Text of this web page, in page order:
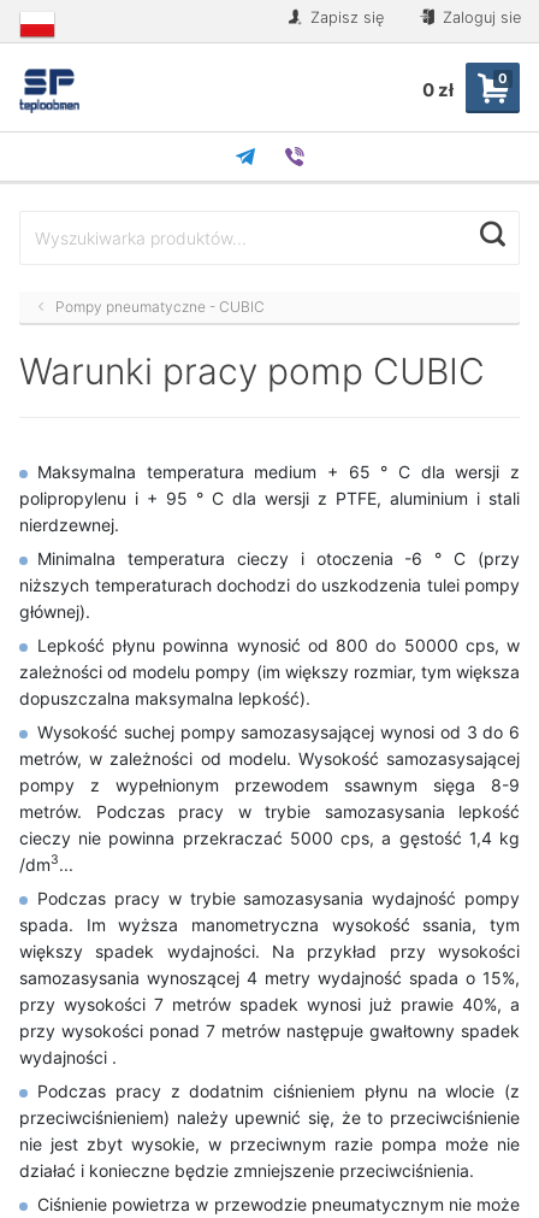
Zapisz się Zaloguj sie
0
0 zł
Pompy pneumatyczne - CUBIC
Warunki pracy pomp CUBIC
Maksymalna temperatura medium + 65 ° C dla wersji z
polipropylenu i + 95 ° C dla wersji z PTFE, aluminium i stali
nierdzewnej.
Minimalna temperatura cieczy i otoczenia -6 ° C (przy
niższych temperaturach dochodzi do uszkodzenia tulei pompy
głównej).
Lepkość płynu powinna wynosić od 800 do 50000 cps, w
zależności od modelu pompy (im większy rozmiar, tym większa
dopuszczalna maksymalna lepkość).
Wysokość suchej pompy samozasysającej wynosi od 3 do 6
metrów, w zależności od modelu. Wysokość samozasysającej
pompy z wypełnionym przewodem ssawnym sięga 8-9
metrów. Podczas pracy w trybie samozasysania lepkość
cieczy nie powinna przekraczać 5000 cps, a gęstość 1,4 kg
/dm3...
Podczas pracy w trybie samozasysania wydajność pompy
spada. Im wyższa manometryczna wysokość ssania, tym
większy spadek wydajności. Na przykład przy wysokości
samozasysania wynoszącej 4 metry wydajność spada o 15%,
przy wysokości 7 metrów spadek wynosi już prawie 40%, a
przy wysokości ponad 7 metrów następuje gwałtowny spadek
wydajności .
Podczas pracy z dodatnim ciśnieniem płynu na wlocie (z
przeciwciśnieniem) należy upewnić się, że to przeciwciśnienie
nie jest zbyt wysokie, w przeciwnym razie pompa może nie
działać i konieczne będzie zmniejszenie przeciwciśnienia.
Ciśnienie powietrza w przewodzie pneumatycznym nie może